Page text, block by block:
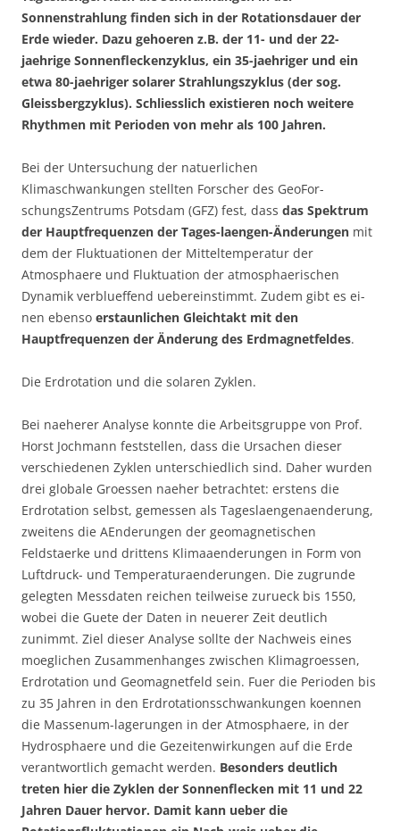
Sonnenstrahlung finden sich in der Rotationsdauer der
Erde wieder. Dazu gehoeren z.B. der 11- und der 22-
jaehrige Sonnenfleckenzyklus, ein 35-jaehriger und ein
etwa 80-jaehriger solarer Strahlungszyklus (der sog.
Gleissbergzyklus). Schliesslich existieren noch weitere
Rhythmen mit Perioden von mehr als 100 Jahren.
Bei der Untersuchung der natuerlichen
Klimaschwankungen stellten Forscher des GeoFor-
schungsZentrums Potsdam (GFZ) fest, dass das Spektrum
der Hauptfrequenzen der Tages-laengen-Änderungen mit
dem der Fluktuationen der Mitteltemperatur der
Atmosphaere und Fluktuation der atmosphaerischen
Dynamik verblueffend uebereinstimmt. Zudem gibt es ei-
nen ebenso erstaunlichen Gleichtakt mit den
Hauptfrequenzen der Änderung des Erdmagnetfeldes.
Die Erdrotation und die solaren Zyklen.
Bei naeherer Analyse konnte die Arbeitsgruppe von Prof.
Horst Jochmann feststellen, dass die Ursachen dieser
verschiedenen Zyklen unterschiedlich sind. Daher wurden
drei globale Groessen naeher betrachtet: erstens die
Erdrotation selbst, gemessen als Tageslaengenaenderung,
zweitens die AEnderungen der geomagnetischen
Feldstaerke und drittens Klimaaenderungen in Form von
Luftdruck- und Temperaturaenderungen. Die zugrunde
gelegten Messdaten reichen teilweise zurueck bis 1550,
wobei die Guete der Daten in neuerer Zeit deutlich
zunimmt. Ziel dieser Analyse sollte der Nachweis eines
moeglichen Zusammenhanges zwischen Klimagroessen,
Erdrotation und Geomagnetfeld sein. Fuer die Perioden bis
zu 35 Jahren in den Erdrotationsschwankungen koennen
die Massenum-lagerungen in der Atmosphaere, in der
Hydrosphaere und die Gezeitenwirkungen auf die Erde
verantwortlich gemacht werden. Besonders deutlich
treten hier die Zyklen der Sonnenflecken mit 11 und 22
Jahren Dauer hervor. Damit kann ueber die